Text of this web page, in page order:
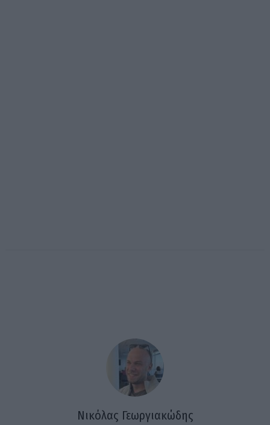
Νικόλας Γεωργιακώδης